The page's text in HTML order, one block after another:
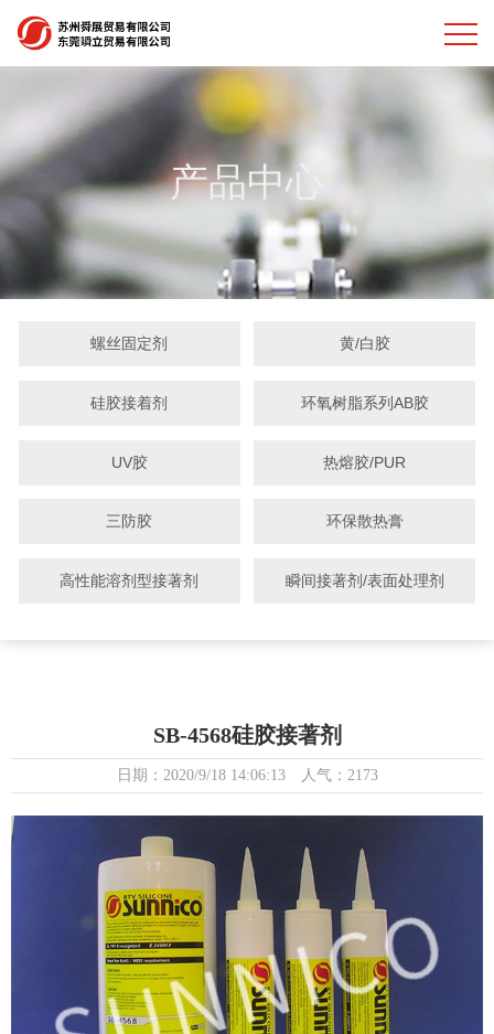
产品中心
螺丝固定剂 黄/白胶
硅胶接着剂 环氧树脂系列AB胶
UV胶 热熔胶/PUR
三防胶 环保散热膏
高性能溶剂型接著剂 瞬间接著剂/表面处理剂
SB-4568硅胶接著剂
日期：2020/9/18 14:06:13 人气：2173